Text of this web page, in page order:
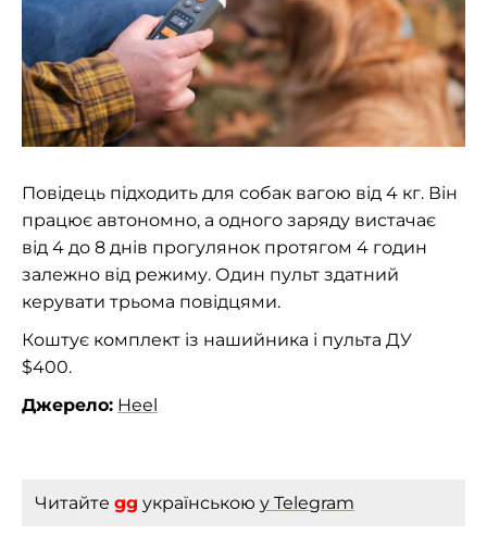
Повідець підходить для собак вагою від 4 кг. Він
працює автономно, а одного заряду вистачає
від 4 до 8 днів прогулянок протягом 4 годин
залежно від режиму. Один пульт здатний
керувати трьома повідцями.
Коштує комплект із нашийника і пульта ДУ
$400.
Джерело: Heel
Читайте gg українською у Telegram